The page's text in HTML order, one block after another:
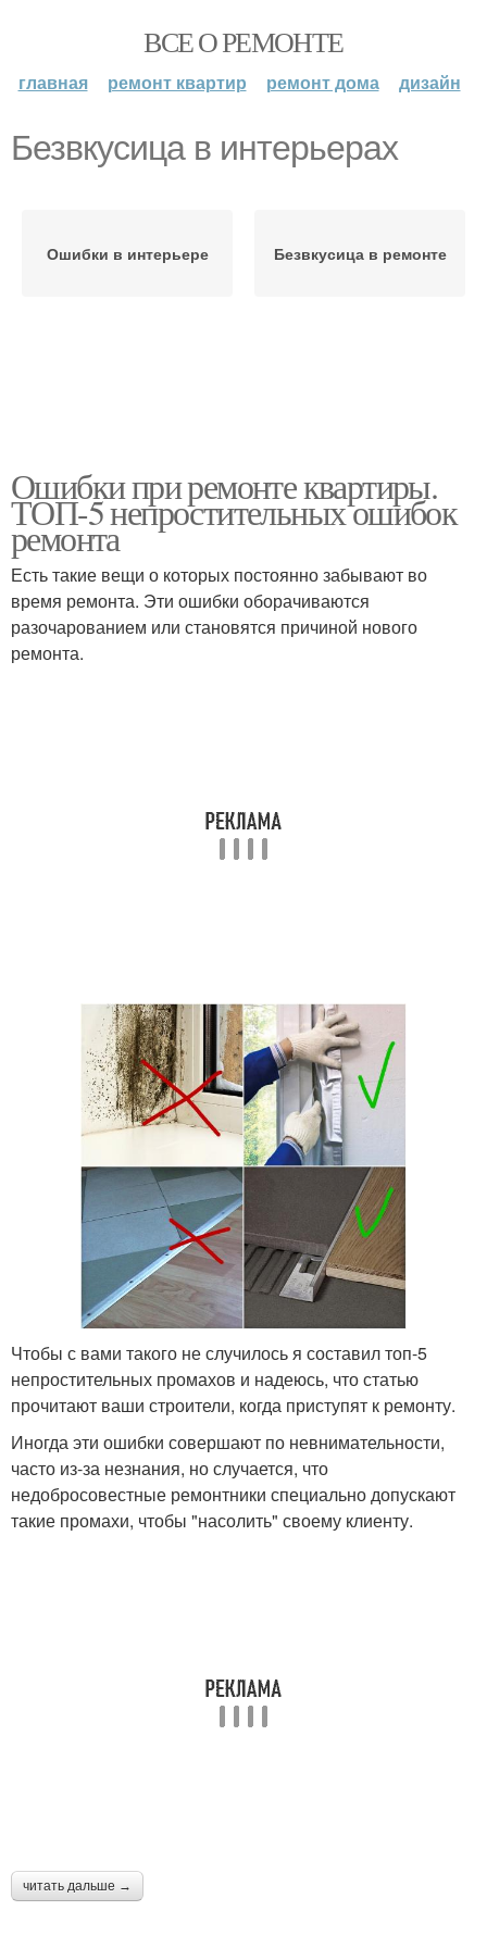
ВСЕ О РЕМОНТЕ
главная ремонт квартир ремонт дома дизайн
Безвкусица в интерьерах
Ошибки в интерьере Безвкусица в ремонте
Ошибки при ремонте квартиры.
ТОП-5 непростительных ошибок
ремонта
Есть такие вещи о которых постоянно забывают во
время ремонта. Эти ошибки оборачиваются
разочарованием или становятся причиной нового
ремонта.
Чтобы с вами такого не случилось я составил топ-5
непростительных промахов и надеюсь, что статью
прочитают ваши строители, когда приступят к ремонту.
Иногда эти ошибки совершают по невнимательности,
часто из-за незнания, но случается, что
недобросовестные ремонтники специально допускают
такие промахи, чтобы "насолить" своему клиенту.
читать дальше →